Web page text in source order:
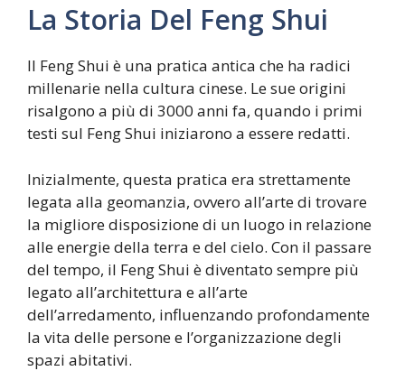
La Storia Del Feng Shui
Il Feng Shui è una pratica antica che ha radici
millenarie nella cultura cinese. Le sue origini
risalgono a più di 3000 anni fa, quando i primi
testi sul Feng Shui iniziarono a essere redatti.
Inizialmente, questa pratica era strettamente
legata alla geomanzia, ovvero all’arte di trovare
la migliore disposizione di un luogo in relazione
alle energie della terra e del cielo. Con il passare
del tempo, il Feng Shui è diventato sempre più
legato all’architettura e all’arte
dell’arredamento, influenzando profondamente
la vita delle persone e l’organizzazione degli
spazi abitativi.